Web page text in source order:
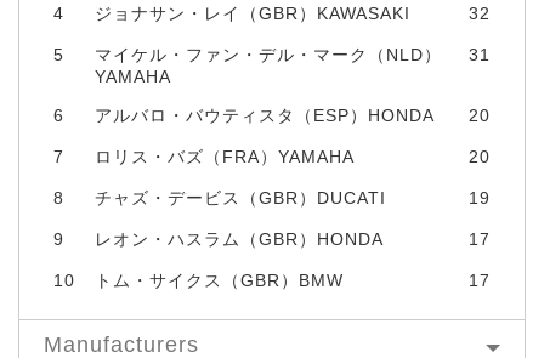
4 ジョナサン・レイ（GBR）KAWASAKI 32
5
マイケル・ファン・デル・マーク（NLD）
YAMAHA
31
6 アルバロ・バウティスタ（ESP）HONDA 20
7 ロリス・バズ（FRA）YAMAHA 20
8 チャズ・デービス（GBR）DUCATI 19
9 レオン・ハスラム（GBR）HONDA 17
10 トム・サイクス（GBR）BMW 17
Manufacturers